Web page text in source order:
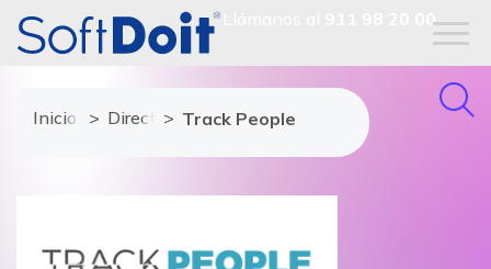
911 98 20 00
Inicio Directorio de proveedores
Track People